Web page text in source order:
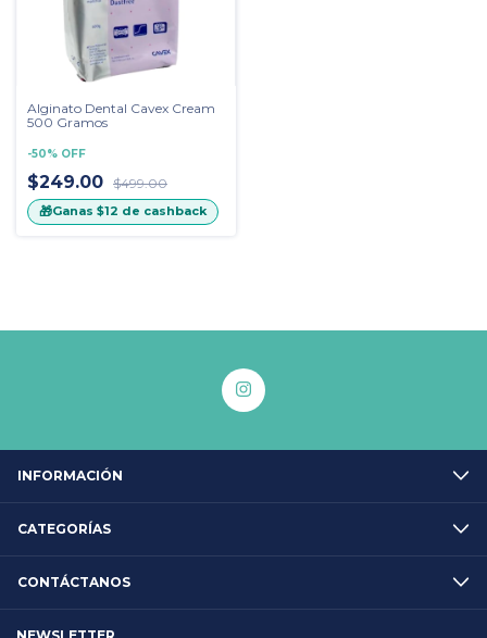
Alginato Dental Cavex Cream
500 Gramos
-50% OFF
$249.00 $499.00
🎁Ganas $12 de cashback
INFORMACIÓN
CATEGORÍAS
CONTÁCTANOS
NEWSLETTER